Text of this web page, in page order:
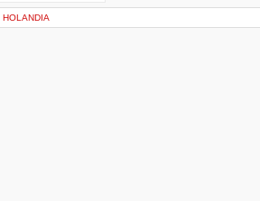
HOLANDIA